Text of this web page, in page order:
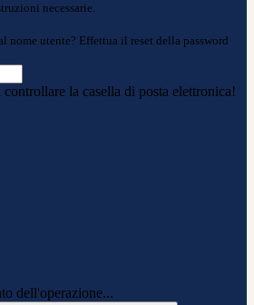
necessarie.
nome utente? Effettua il reset della password
la casella di posta elettronica!
dell'operazione...